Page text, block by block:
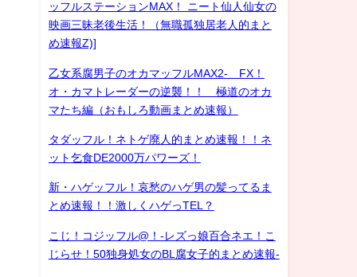
ッフルステーションMAX！ ニート仙人仙女の
映画三昧老後生活！（無職孤独居老人的まと
め速報Z)]
乙女系腐男子のオカマッフルMAX2- FX！
オ・カマトレーダーの逆襲！！ 極道のオカ
マたち編（おもしろ動画まとめ速報）
タダッフル！ネトゲ廃人的まとめ速報！！ネ
ット乞食DE2000万パワーズ！
新・ハゲッフル！哀愁のハゲ男の髪ってるま
とめ速報！！激しくハゲっTEL？
こじ！コジッフル@！-レズっ娘百合ネエ！こ
じらせ！50独身処女のBL腐女子的まとめ速報-